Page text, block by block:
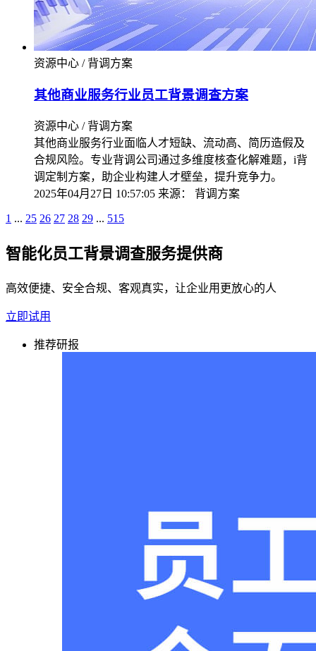
资源中心 / 背调方案
其他商业服务行业员工背景调查方案
资源中心 / 背调方案
其他商业服务行业面临人才短缺、流动高、简历造假及
合规风险。专业背调公司通过多维度核查化解难题，i背
调定制方案，助企业构建人才壁垒，提升竞争力。
2025年04月27日 10:57:05 来源： 背调方案
1 ... 25 26 27 28 29 ... 515
智能化员工背景调查服务提供商
高效便捷、安全合规、客观真实，让企业用更放心的人
立即试用
推荐研报